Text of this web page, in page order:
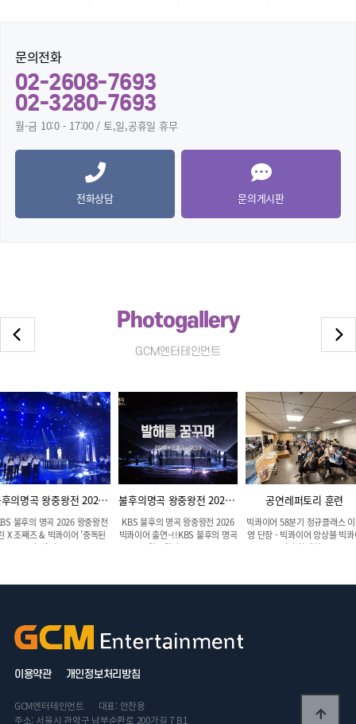
문의전화
02-2608-7693
02-3280-7693
월-금 10:0 - 17:00 / 토,일,공휴일 휴무
전화상담 문의게시판
Photogallery
GCM엔터테인먼트
불후의명곡 왕중왕전 2026 린×조째…
불후의 명곡 2026 왕중왕전
X 조째즈 & 빅콰이어 '중독된
사랑' 감동…
불후의명곡 왕중왕전 2026 / 발해…
KBS 불후의 명곡 왕중왕전 2026
빅콰이어 출연~!!KBS 불후의 명곡
왕중왕전 2026…
공연레퍼토리 훈련
빅콰이어 58분기 정규클래스
영 단장 - 빅콰이어 앙상블 빅
어와 함께하…
이용약관 개인정보처리방침
GCM엔터테인먼트
대표: 안찬용
주소: 서울시 관악구 남부순환로 200가길 7 B1